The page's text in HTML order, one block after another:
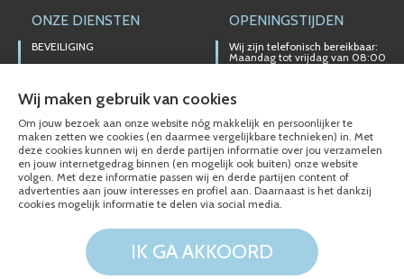
ONZE DIENSTEN
BEVEILIGING
ALARMINSTALLATIES
NOODVERLICHTING
VERLICHTINGSTECHNIEKEN
DOMOTICA SYSTEMEN/KNX
VIDEO INTERCOM
OPENINGSTIJDEN
Wij zijn telefonisch bereikbaar:
Maandag tot vrijdag van 08:00
t/m 17:00 uur
particuliere verkoop.
Afhalen van materialen is
alleen mogelijk na telefonisch
contact.
© Electro-Technisch Buro Siberg 2020 - 2026
Wij maken gebruik van cookies
Om jouw bezoek aan onze website nóg makkelijk en persoonlijker te
maken zetten we cookies (en daarmee vergelijkbare technieken) in. Met
deze cookies kunnen wij en derde partijen informatie over jou verzamelen
en jouw internetgedrag binnen (en mogelijk ook buiten) onze website
volgen. Met deze informatie passen wij en derde partijen content of
advertenties aan jouw interesses en profiel aan. Daarnaast is het dankzij
cookies mogelijk informatie te delen via social media.
IK GA AKKOORD